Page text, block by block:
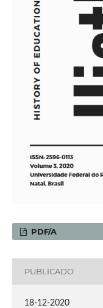
PDF/A
PUBLICADO
18-12-2020